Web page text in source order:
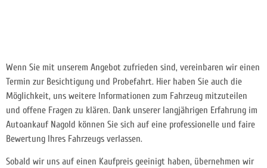
Wenn Sie mit unserem Angebot zufrieden sind, vereinbaren wir einen
Termin zur Besichtigung und Probefahrt. Hier haben Sie auch die
Möglichkeit, uns weitere Informationen zum Fahrzeug mitzuteilen
und offene Fragen zu klären. Dank unserer langjährigen Erfahrung im
Autoankauf Nagold können Sie sich auf eine professionelle und faire
Bewertung Ihres Fahrzeugs verlassen.
Sobald wir uns auf einen Kaufpreis geeinigt haben, übernehmen wir